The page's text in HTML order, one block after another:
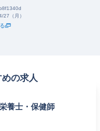
27（月）
の求人
養士・保健師